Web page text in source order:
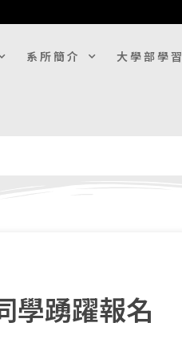
系所簡介 大學部學習
學踴躍報名